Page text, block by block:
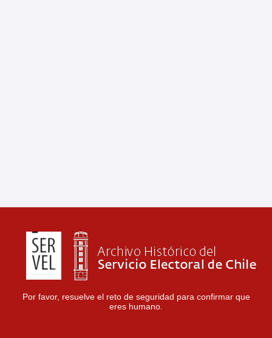
Por favor, resuelve el reto de seguridad para confirmar que
eres humano.